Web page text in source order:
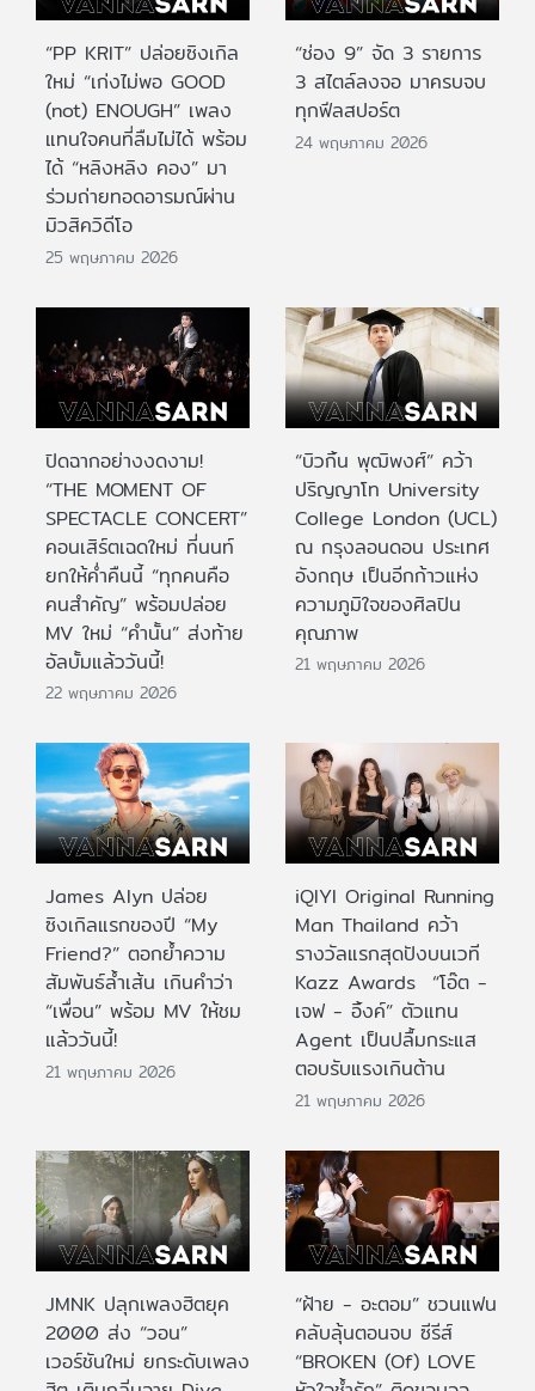
“PP KRIT” ปล่อยซิงเกิล
ใหม่ “เก่งไม่พอ GOOD
(not) ENOUGH” เพลง
แทนใจคนที่ลืมไม่ได้ พร้อม
ได้ “หลิงหลิง คอง” มา
ร่วมถ่ายทอดอารมณ์ผ่าน
มิวสิควิดีโอ
25 พฤษภาคม 2026
“ช่อง 9” จัด 3 รายการ
3 สไตล์ลงจอ มาครบจบ
ทุกฟีลสปอร์ต
24 พฤษภาคม 2026
ปิดฉากอย่างงดงาม!
“THE MOMENT OF
SPECTACLE CONCERT”
คอนเสิร์ตเฉดใหม่ ที่นนท์
ยกให้ค่ำคืนนี้ “ทุกคนคือ
คนสำคัญ” พร้อมปล่อย
MV ใหม่ “คำนั้น” ส่งท้าย
อัลบั้มแล้ววันนี้!
22 พฤษภาคม 2026
“บิวกิ้น พุฒิพงศ์” คว้า
ปริญญาโท University
College London (UCL)
ณ กรุงลอนดอน ประเทศ
อังกฤษ เป็นอีกก้าวแห่ง
ความภูมิใจของศิลปิน
คุณภาพ
21 พฤษภาคม 2026
James Alyn ปล่อย
ซิงเกิลแรกของปี “My
Friend?” ตอกย้ำความ
สัมพันธ์ล้ำเส้น เกินคำว่า
“เพื่อน” พร้อม MV ให้ชม
แล้ววันนี้!
21 พฤษภาคม 2026
iQIYI Original Running
Man Thailand คว้า
รางวัลแรกสุดปังบนเวที
Kazz Awards “โอ๊ต -
เจฟ - อิ้งค์” ตัวแทน
Agent เป็นปลื้มกระแส
ตอบรับแรงเกินต้าน
21 พฤษภาคม 2026
JMNK ปลุกเพลงฮิตยุค
2000 ส่ง “วอน”
เวอร์ชันใหม่ ยกระดับเพลง
“ฝ้าย - อะตอม” ชวนแฟน
คลับลุ้นตอนจบ ซีรีส์
“BROKEN (Of) LOVE